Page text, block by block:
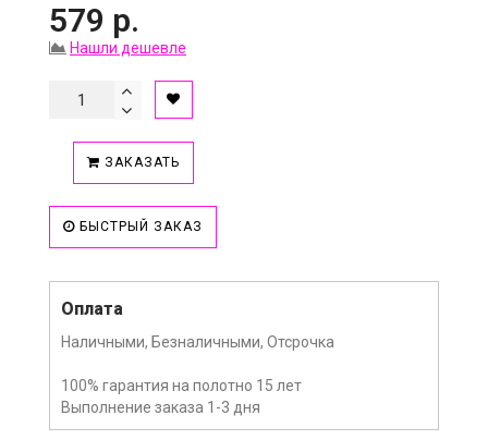
579 р.
Нашли дешевле
ЗАКАЗАТЬ
БЫСТРЫЙ ЗАКАЗ
Оплата
Наличными, Безналичными, Отсрочка
100% гарантия на полотно 15 лет
Выполнение заказа 1-3 дня